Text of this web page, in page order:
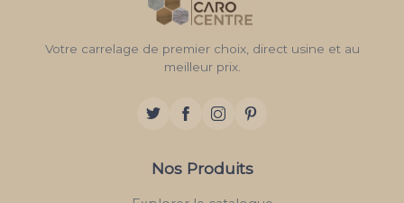
Votre carrelage de premier choix, direct usine et au
meilleur prix.
Nos Produits